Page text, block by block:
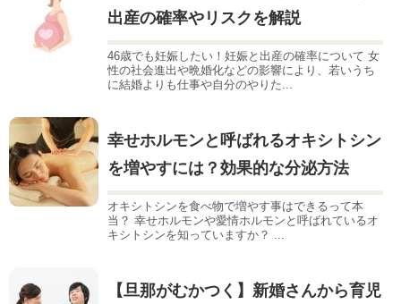
出産の確率やリスクを解説
46歳でも妊娠したい！妊娠と出産の確率について 女
性の社会進出や晩婚化などの影響により、若いうち
に結婚よりも仕事や自分のやりた...
幸せホルモンと呼ばれるオキシトシン
を増やすには？効果的な分泌方法
オキシトシンを食べ物で増やす事はできるって本
当？ 幸せホルモンや愛情ホルモンと呼ばれているオ
キシトシンを知っていますか？ ...
【旦那がむかつく】新婚さんから育児